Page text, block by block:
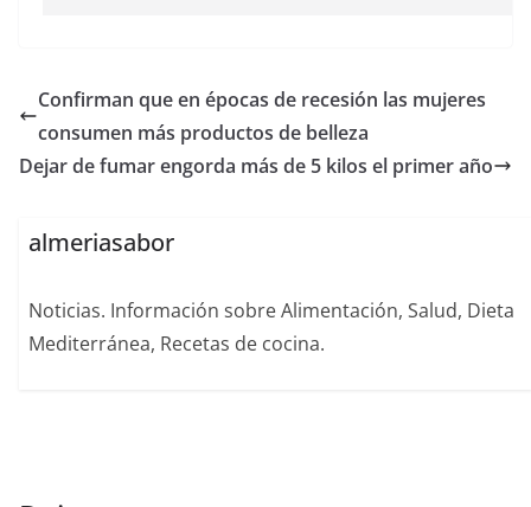
Confirman que en épocas de recesión las mujeres
consumen más productos de belleza
Dejar de fumar engorda más de 5 kilos el primer año
almeriasabor
Noticias. Información sobre Alimentación, Salud, Dieta
Mediterránea, Recetas de cocina.